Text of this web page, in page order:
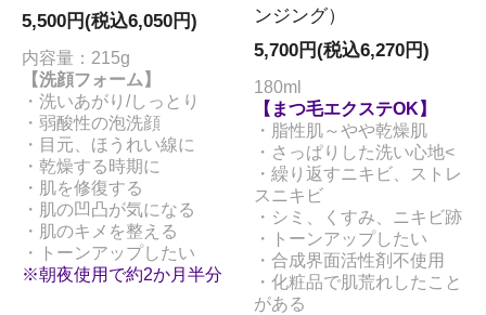
5,500円(税込6,050円)
内容量：215g
【洗顔フォーム】
・洗いあがり/しっとり
・弱酸性の泡洗顔
・目元、ほうれい線に
・乾燥する時期に
・肌を修復する
・肌の凹凸が気になる
・肌のキメを整える
・トーンアップしたい
※朝夜使用で約2か月半分
ンジング）
5,700円(税込6,270円)
180ml
【まつ毛エクステOK】
・脂性肌～やや乾燥肌
・さっぱりした洗い心地<
・繰り返すニキビ、ストレ
スニキビ
・シミ、くすみ、ニキビ跡
・トーンアップしたい
・合成界面活性剤不使用
・化粧品で肌荒れしたこと
がある